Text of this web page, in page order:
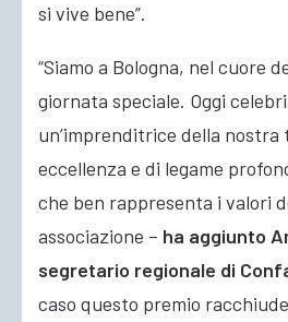
si vive bene”.
“Siamo a Bologna, nel cuore
giornata speciale. Oggi
un’imprenditrice della nostra
eccellenza e di legame
che ben rappresenta i valori
associazione – ha aggiunto
segretario regionale di
caso questo premio